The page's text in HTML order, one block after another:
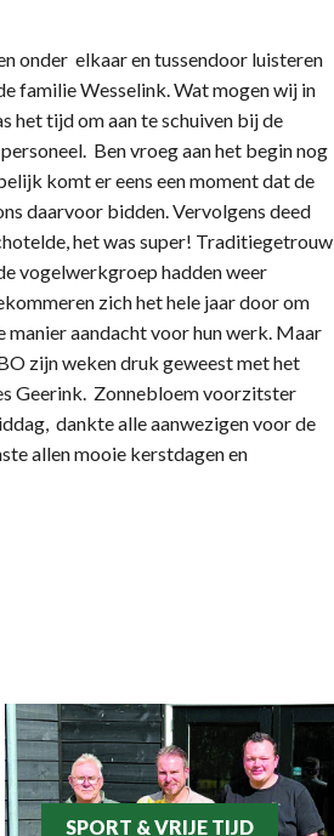
onder elkaar en tussendoor luisteren
familie Wesselink. Wat mogen wij in
het tijd om aan te schuiven bij de
Ben vroeg aan het begin nog
komt er eens een moment dat de
daarvoor bidden. Vervolgens deed
het was super! Traditiegetrouw
vogelwerkgroep hadden weer
zich het hele jaar door om
manier aandacht voor hun werk. Maar
zijn weken druk geweest met het
Geerink. Zonnebloem voorzitster
dankte alle aanwezigen voor de
allen mooie kerstdagen en
SPORT & VRIJE TIJD